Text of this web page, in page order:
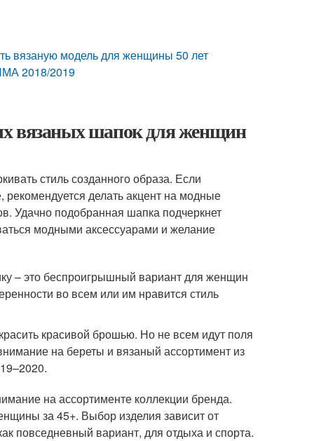
вязаную модель для женщины 50 лет
2018/2019
вязаных шапок для женщин
стиль созданного образа. Если
делать акцент на модные
Удачно подобранная шапка подчеркнет
модными аксессуарами и желание
– это беспроигрышный вариант для женщин
во всем или им нравится стиль
красивой брошью. Но не всем идут поля
на береты и вязаный ассортимент из
на ассортименте коллекции бренда.
за 45+. Выбор изделия зависит от
повседневный вариант, для отдыха и спорта.